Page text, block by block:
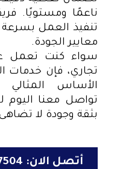
ناعمًا ومستويًا.
تنفيذ العمل بسرعة
معايير الجودة.
سواء كنت تعمل
تجاري، فإن خدمات
الأساس المثالي
تواصل معنا
بثقة وجودة لا
أتصل الان: 0550567504